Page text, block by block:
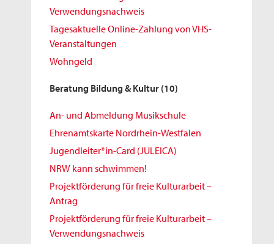
Verwendungsnachweis
Tagesaktuelle Online-Zahlung von VHS-
Veranstaltungen
Wohngeld
Beratung Bildung & Kultur (10)
An- und Abmeldung Musikschule
Ehrenamtskarte Nordrhein-Westfalen
Jugendleiter*in-Card (JULEICA)
NRW kann schwimmen!
Projektförderung für freie Kulturarbeit –
Antrag
Projektförderung für freie Kulturarbeit –
Verwendungsnachweis